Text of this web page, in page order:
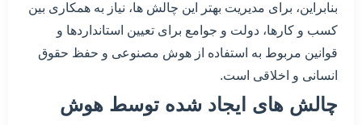
بنابراین، برای مدیریت بهتر این چالش ها، نیاز به همکاری بین
کسب و کارها، دولت و جوامع برای تعیین استانداردها و
قوانین مربوط به استفاده از هوش مصنوعی و حفظ حقوق
انسانی و اخلاقی است.
چالش های ایجاد شده توسط هوش